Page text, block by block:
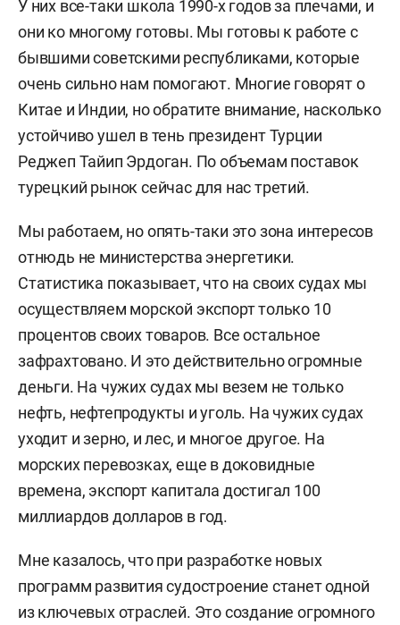
У них все-таки школа 1990-х годов за плечами, и
они ко многому готовы. Мы готовы к работе с
бывшими советскими республиками, которые
очень сильно нам помогают. Многие говорят о
Китае и Индии, но обратите внимание, насколько
устойчиво ушел в тень президент Турции
Реджеп Тайип Эрдоган. По объемам поставок
турецкий рынок сейчас для нас третий.
Мы работаем, но опять-таки это зона интересов
отнюдь не министерства энергетики.
Статистика показывает, что на своих судах мы
осуществляем морской экспорт только 10
процентов своих товаров. Все остальное
зафрахтовано. И это действительно огромные
деньги. На чужих судах мы везем не только
нефть, нефтепродукты и уголь. На чужих судах
уходит и зерно, и лес, и многое другое. На
морских перевозках, еще в доковидные
времена, экспорт капитала достигал 100
миллиардов долларов в год.
Мне казалось, что при разработке новых
программ развития судостроение станет одной
из ключевых отраслей. Это создание огромного